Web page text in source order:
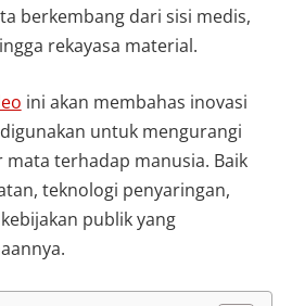
berkembang dari sisi medis,
rekayasa material.
ini akan membahas inovasi
untuk mengurangi
terhadap manusia. Baik
teknologi penyaringan,
publik yang